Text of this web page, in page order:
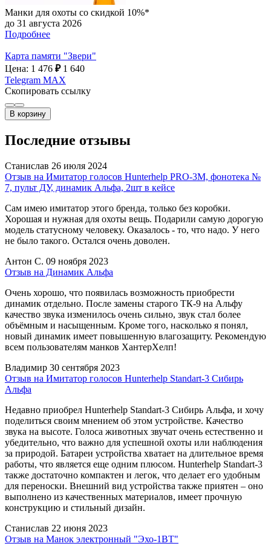
Манки для охоты со скидкой 10%*
до 31 августа 2026
Подробнее
Карта памяти "Звери"
Цена: 1 476 ₽ 1 640
Telegram MAX
Скопировать ссылку
В корзину
Последние отзывы
Станислав 26 июля 2024
Отзыв на Имитатор голосов Hunterhelp PRO-3М, фонотека №
7, пульт ДУ, динамик Альфа, 2шт в кейсе
Сам имею имитатор этого бренда, только без коробки.
Хорошая и нужная для охоты вещь. Подарили самую дорогую
модель статусному человеку. Оказалось - то, что надо. У него
не было такого. Остался очень доволен.
Антон С. 09 ноября 2023
Отзыв на Динамик Альфа
Очень хорошо, что появилась возможность приобрести
динамик отдельно. После замены старого ТК-9 на Альфу
качество звука изменилось очень сильно, звук стал более
объёмным и насыщенным. Кроме того, насколько я понял,
новый динамик имеет повышенную влагозащиту. Рекомендую
всем пользователям манков ХантерХелп!
Владимир 30 сентября 2023
Отзыв на Имитатор голосов Hunterhelp Standart-3 Сибирь
Альфа
Недавно приобрел Hunterhelp Standart-3 Сибирь Альфа, и хочу
поделиться своим мнением об этом устройстве. Качество
звука на высоте. Голоса животных звучат очень естественно и
убедительно, что важно для успешной охоты или наблюдения
за природой. Батареи устройства хватает на длительное время
работы, что является еще одним плюсом. Hunterhelp Standart-3
также достаточно компактен и легок, что делает его удобным
для переноски. Внешний вид устройства также приятен – оно
выполнено из качественных материалов, имеет прочную
конструкцию и стильный дизайн.
Станислав 22 июня 2023
Отзыв на Манок электронный "Эхо-1ВТ"